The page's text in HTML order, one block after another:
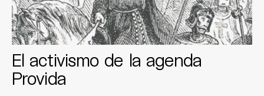
El activismo de la agenda
Provida